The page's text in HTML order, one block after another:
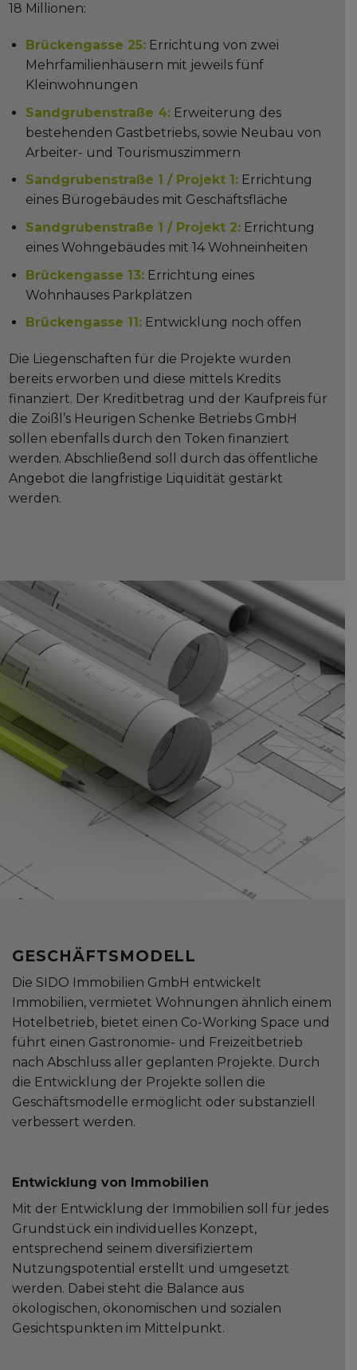
18 Millionen:
Brückengasse 25:Errichtung von zwei
Mehrfamilienhäusern mit jeweils fünf
Kleinwohnungen
Sandgrubenstraße 4:Erweiterung des
bestehenden Gastbetriebs, sowie Neubau von
Arbeiter- und Tourismuszimmern
Sandgrubenstraße 1 / Projekt 1:Errichtung
eines Bürogebäudes mit Geschäftsfläche
Sandgrubenstraße 1 / Projekt 2:Errichtung
eines Wohngebäudes mit 14 Wohneinheiten
Brückengasse 13:Errichtung eines
Wohnhauses Parkplätzen
Brückengasse 11:Entwicklung noch offen
Die Liegenschaften für die Projekte wurden
bereits erworben und diese mittels Kredits
finanziert. Der Kreditbetrag und der Kaufpreis für
die Zoißl’s Heurigen Schenke Betriebs GmbH
sollen ebenfalls durch den Token finanziert
werden. Abschließend soll durch das öffentliche
Angebot die langfristige Liquidität gestärkt
werden.
GESCHÄFTSMODELL
Die SIDO Immobilien GmbH entwickelt
Immobilien, vermietet Wohnungen ähnlich einem
Hotelbetrieb, bietet einen Co-Working Space und
führt einen Gastronomie- und Freizeitbetrieb
nach Abschluss aller geplanten Projekte. Durch
die Entwicklung der Projekte sollen die
Geschäftsmodelle ermöglicht oder substanziell
verbessert werden.
Entwicklung von Immobilien
Mit der Entwicklung der Immobilien soll für jedes
Grundstück ein individuelles Konzept,
entsprechend seinem diversifiziertem
Nutzungspotential erstellt und umgesetzt
werden. Dabei steht die Balance aus
ökologischen, ökonomischen und sozialen
Gesichtspunkten im Mittelpunkt.